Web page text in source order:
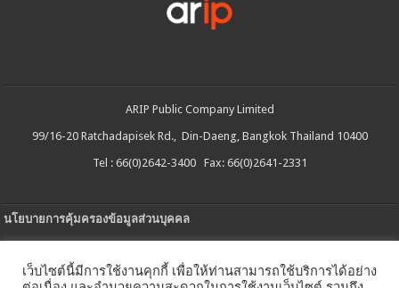
ARIP Public Company Limited
99/16-20 Ratchadapisek Rd., Din-Daeng, Bangkok Thailand 10400
Tel : 66(0)2642-3400 Fax: 66(0)2641-2331
นโยบายการคุ้มครองข้อมูลส่วนบุคคล
นโยบายการใช้คกกี้
เว็บไซต์นี้มีการใช้งานคุกกี้ เพื่อให้ท่านสามารถใช้บริการได้อย่าง